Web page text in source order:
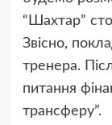
“Шахтар”
Звісно,
тренера.
питання
трансферу”.